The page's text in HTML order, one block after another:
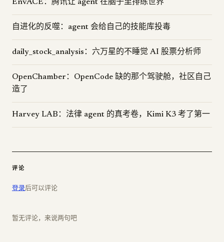
EnvACE：腾讯让 agent 在脑子里排练世界
自进化的反噬：agent 会给自己的技能库投毒
daily_stock_analysis：六万星的不睡觉 AI 股票分析师
OpenChamber：OpenCode 缺的那个驾驶舱，社区自己
造了
Harvey LAB：法律 agent 的真考卷，Kimi K3 考了第一
评论
登录后可以评论
暂无评论，来说两句吧